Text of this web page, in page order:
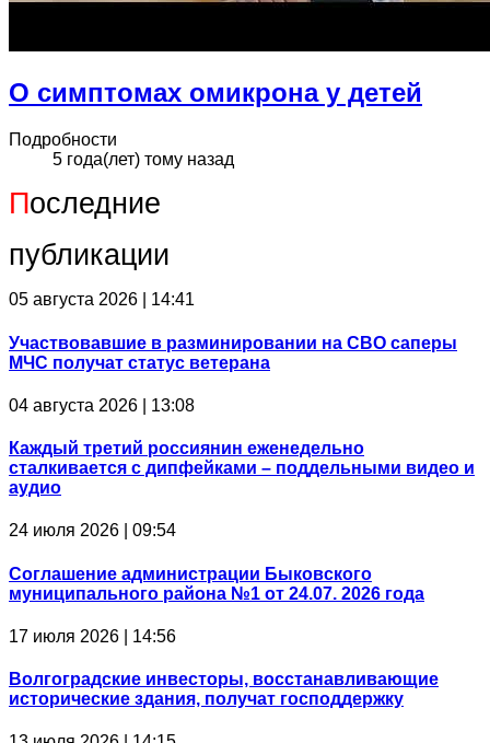
О симптомах омикрона у детей
Подробности
5 года(лет) тому назад
Последние
публикации
05 августа 2026 | 14:41
Участвовавшие в разминировании на СВО саперы
МЧС получат статус ветерана
04 августа 2026 | 13:08
Каждый третий россиянин еженедельно
сталкивается с дипфейками – поддельными видео и
аудио
24 июля 2026 | 09:54
Соглашение администрации Быковского
муниципального района №1 от 24.07. 2026 года
17 июля 2026 | 14:56
Волгоградские инвесторы, восстанавливающие
исторические здания, получат господдержку